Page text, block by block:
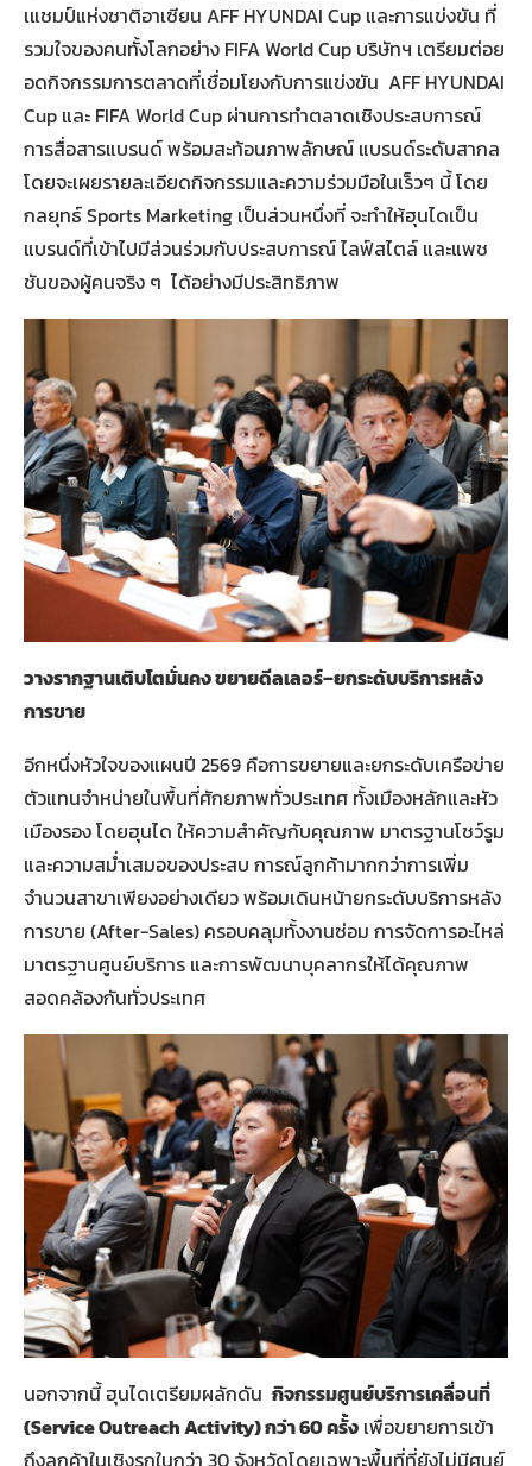
เแชมป์แห่งชาติอาเซียน AFF HYUNDAI Cup และการแข่งขัน ที่
รวมใจของคนทั้งโลกอย่าง FIFA World Cup บริษัทฯ เตรียมต่อย
อดกิจกรรมการตลาดที่เชื่อมโยงกับการแข่งขัน AFF HYUNDAI
Cup และ FIFA World Cup ผ่านการทำตลาดเชิงประสบการณ์
การสื่อสารแบรนด์ พร้อมสะท้อนภาพลักษณ์ แบรนด์ระดับสากล
โดยจะเผยรายละเอียดกิจกรรมและความร่วมมือในเร็วๆ นี้ โดย
กลยุทธ์ Sports Marketing เป็นส่วนหนึ่งที่ จะทำให้ฮุนไดเป็น
แบรนด์ที่เข้าไปมีส่วนร่วมกับประสบการณ์ ไลฟ์สไตล์ และแพช
ชันของผู้คนจริง ๆ ได้อย่างมีประสิทธิภาพ
วางรากฐานเติบโตมั่นคง ขยายดีลเลอร์–ยกระดับบริการหลัง
การขาย
อีกหนึ่งหัวใจของแผนปี 2569 คือการขยายและยกระดับเครือข่าย
ตัวแทนจำหน่ายในพื้นที่ศักยภาพทั่วประเทศ ทั้งเมืองหลักและหัว
เมืองรอง โดยฮุนได ให้ความสำคัญกับคุณภาพ มาตรฐานโชว์รูม
และความสม่ำเสมอของประสบ การณ์ลูกค้ามากกว่าการเพิ่ม
จำนวนสาขาเพียงอย่างเดียว พร้อมเดินหน้ายกระดับบริการหลัง
การขาย (After-Sales) ครอบคลุมทั้งงานซ่อม การจัดการอะไหล่
มาตรฐานศูนย์บริการ และการพัฒนาบุคลากรให้ได้คุณภาพ
สอดคล้องกันทั่วประเทศ
นอกจากนี้ ฮุนไดเตรียมผลักดัน กิจกรรมศูนย์บริการเคลื่อนที่
(Service Outreach Activity) กว่า 60 ครั้ง เพื่อขยายการเข้า